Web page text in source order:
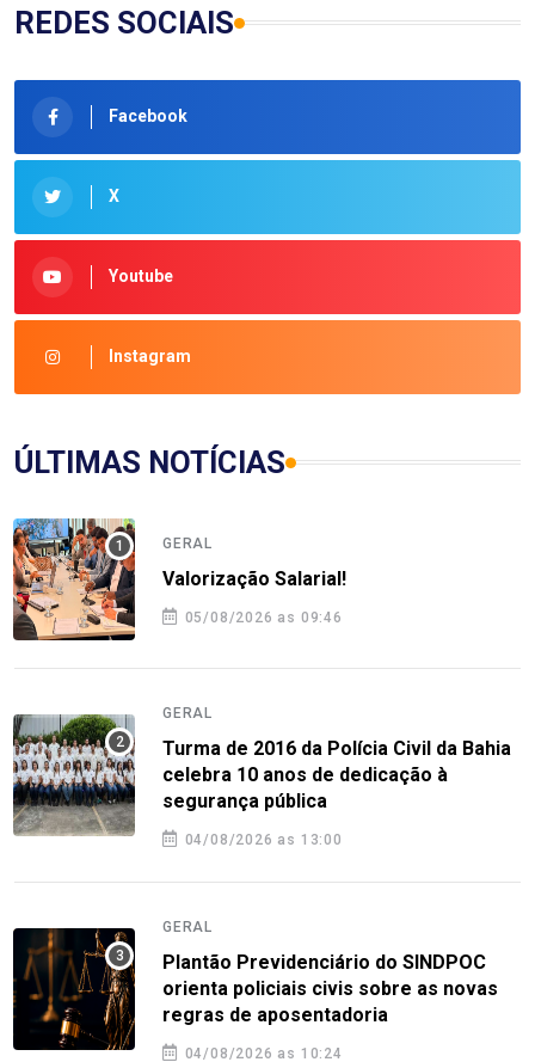
REDES SOCIAIS
Facebook
X
Youtube
Instagram
ÚLTIMAS NOTÍCIAS
GERAL
Valorização Salarial!
05/08/2026 as 09:46
GERAL
Turma de 2016 da Polícia Civil da Bahia
celebra 10 anos de dedicação à
segurança pública
04/08/2026 as 13:00
GERAL
Plantão Previdenciário do SINDPOC
orienta policiais civis sobre as novas
regras de aposentadoria
04/08/2026 as 10:24